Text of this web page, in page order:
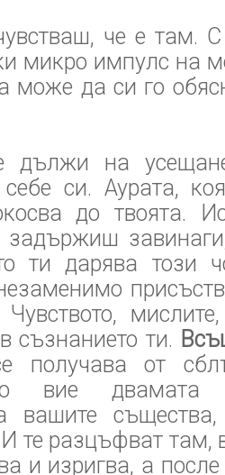
че е там.
микро импулс на
може да си го
дължи на
си. Аурата,
до твоята.
ти дарява този
Чувството,
съзнанието ти.
получава от
вие двамата
вашите
те разцъфват там,
и изригва, а